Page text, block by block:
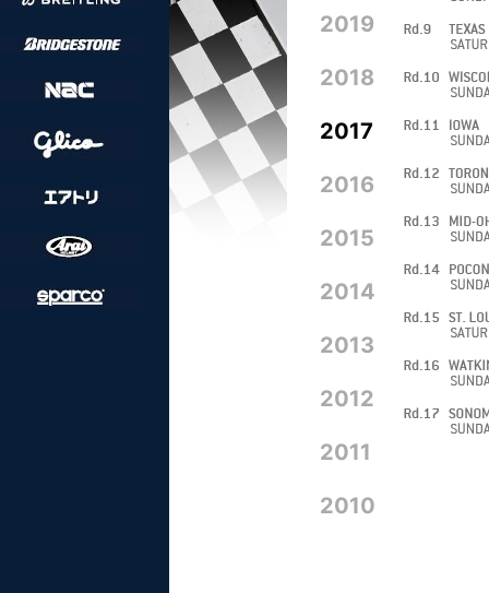
2019
2018
2017
2016
2015
2014
2013
2012
2011
2010